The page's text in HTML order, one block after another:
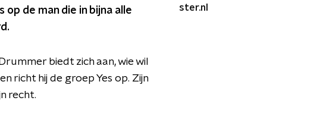
de man die in bijna alle
biedt zich aan, wie wil
richt hij de groep Yes op. Zijn
recht.
ster.nl